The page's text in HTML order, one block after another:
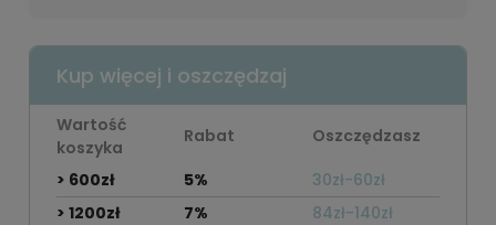
Kup więcej i oszczędzaj
Wartość
koszyka
Rabat
Oszczędzasz
> 600zł
5%
30zł-60zł
> 1200zł
7%
84zł-140zł